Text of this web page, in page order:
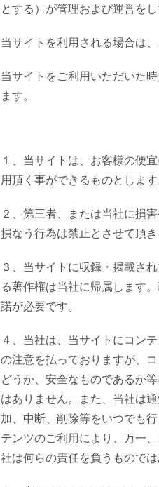
とする）が管理および運営をし
当サイトを利用される場合は
当サイトをご利用いただいた
ます。
１、当サイトは、お客様の便
用頂く事ができるものとします
２、第三者、または当社に損
損なう行為は禁止とさせて頂き
３、当サイトに収録・掲載さ
る著作権は当社に帰属します
諾が必要です。
４、当社は、当サイトにコン
の注意を払っておりますが、
どうか、安全なものであるか
はありません。また、当社は
加、中断、削除等をいつでも
テンツのご利用により、万一
社は何らの責任を負うものでは